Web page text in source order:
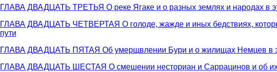
ГЛАВА ДВАДЦАТЬ ТРЕТЬЯ О реке Ягаке и о разных землях и народах в
ГЛАВА ДВАДЦАТЬ ЧЕТВЕРТАЯ О голоде, жажде и иных бедствиях,
пути
ГЛАВА ДВАДЦАТЬ ПЯТАЯ Об умерщвлении Бури и о жилищах Немцев в
ГЛАВА ДВАДЦАТЬ ШЕСТАЯ О смешении несториан и Саррацинов и об их